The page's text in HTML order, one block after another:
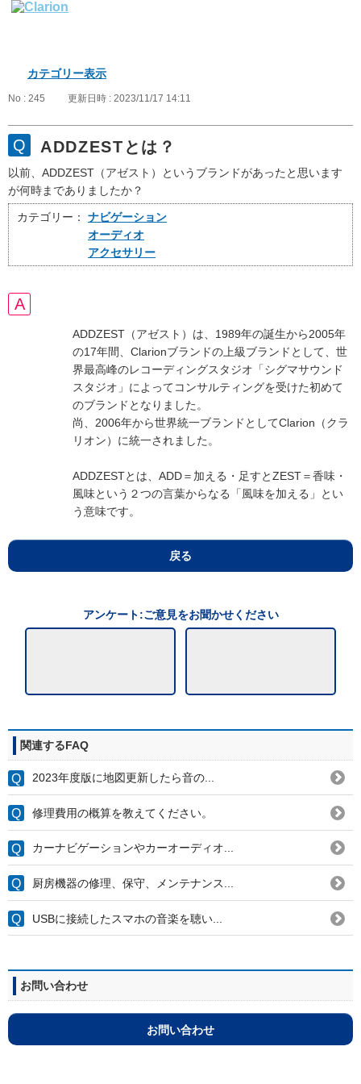
カテゴリー表示
No : 245 更新日時 : 2023/11/17 14:11
ADDZESTとは？
以前、ADDZEST（アゼスト）というブランドがあったと思います
が何時までありましたか？
カテゴリー：
ナビゲーション
オーディオ
アクセサリー
ADDZEST（アゼスト）は、1989年の誕生から2005年
の17年間、Clarionブランドの上級ブランドとして、世
界最高峰のレコーディングスタジオ「シグマサウンド
スタジオ」によってコンサルティングを受けた初めて
のブランドとなりました。
尚、2006年から世界統一ブランドとしてClarion（クラ
リオン）に統一されました。
ADDZESTとは、ADD＝加える・足すとZEST＝香味・
風味という２つの言葉からなる「風味を加える」とい
う意味です。
戻る
アンケート:ご意見をお聞かせください
関連するFAQ
2023年度版に地図更新したら音の...
修理費用の概算を教えてください。
カーナビゲーションやカーオーディオ...
厨房機器の修理、保守、メンテナンス...
USBに接続したスマホの音楽を聴い...
お問い合わせ
お問い合わせ